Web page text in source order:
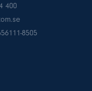
400
8505